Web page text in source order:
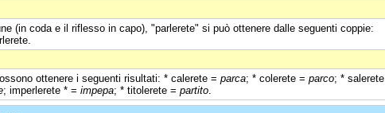
(in coda e il riflesso in capo), "parlerete" si può ottenere dalle seguenti coppie:
ottenere i seguenti risultati: * calerete = parca; * colerete = parco; * salerete
; imperlerete * = impepa; * titolerete = partito